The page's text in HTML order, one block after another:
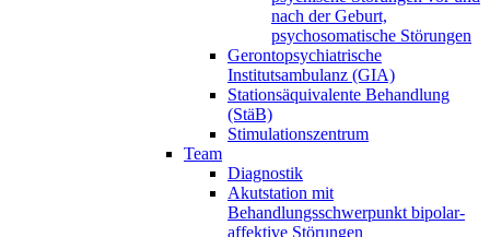
nach der Geburt,
psychosomatische Störungen
Gerontopsychiatrische
Institutsambulanz (GIA)
Stationsäquivalente Behandlung
(StäB)
Stimulationszentrum
Team
Diagnostik
Akutstation mit
Behandlungsschwerpunkt bipolar-
affektive Störungen